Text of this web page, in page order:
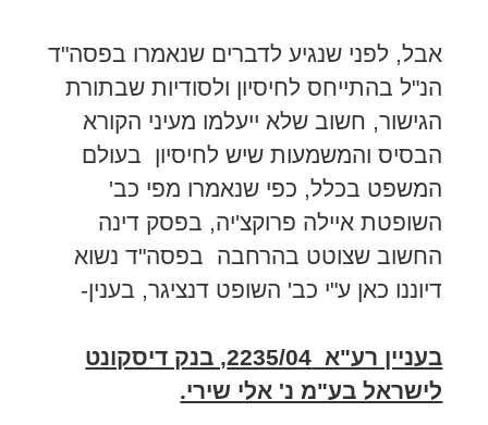
אבל, לפני שנגיע לדברים שנאמרו בפסה"ד
הנ"ל בהתייחס לחיסיון ולסודיות שבתורת
הגישור, חשוב שלא ייעלמו מעיני הקורא
הבסיס והמשמעות שיש לחיסיון בעולם
המשפט בכלל, כפי שנאמרו מפי כב'
השופטת איילה פרוקצ'יה, בפסק דינה
החשוב שצוטט בהרחבה בפסה"ד נשוא
דיוננו כאן ע"י כב' השופט דנציגר, בענין-
בעניין רע"א 2235/04, בנק דיסקונט
לישראל בע"מ נ' אלי שירי.